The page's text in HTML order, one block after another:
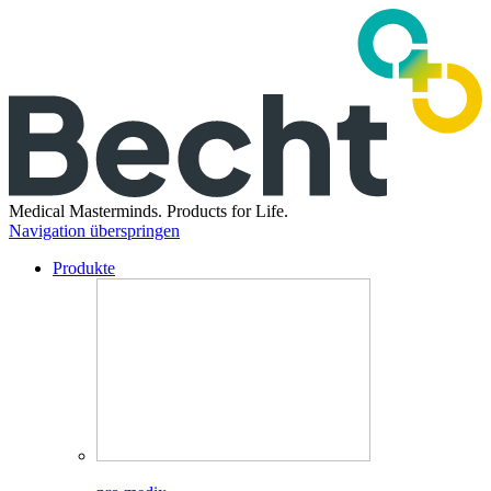
Medical Masterminds. Products for Life.
Navigation überspringen
Produkte